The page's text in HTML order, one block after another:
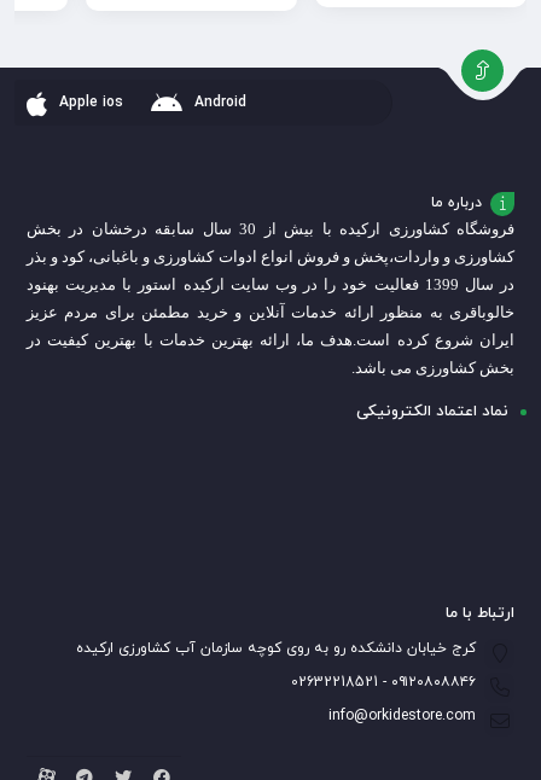
افزودن
به
سبد
افزودن
افزودن
Apple ios Android
درباره ما
فروشگاه کشاورزی ارکیده با بیش از 30 سال سابقه درخشان در بخش
کشاورزی و واردات،پخش و فروش انواع ادوات کشاورزی و باغبانی، کود و بذر
در سال 1399 فعالیت خود را در وب سایت ارکیده استور با مدیریت بهنود
خالوباقری به منظور ارائه خدمات آنلاین و خرید مطمئن برای مردم عزیز
ایران شروع کرده است.هدف ما، ارائه بهترین خدمات با بهترین کیفیت در
بخش کشاورزی می باشد.
نماد اعتماد الکترونیکی
ارتباط با ما
کرج خیابان دانشکده رو به روی کوچه سازمان آب کشاورزی ارکیده
۰۹۱۲۰۸۰۸۸۴۶ - 02632218521
info@orkidestore.com